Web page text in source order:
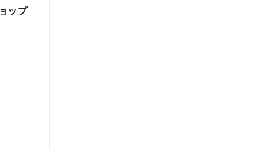
ップ